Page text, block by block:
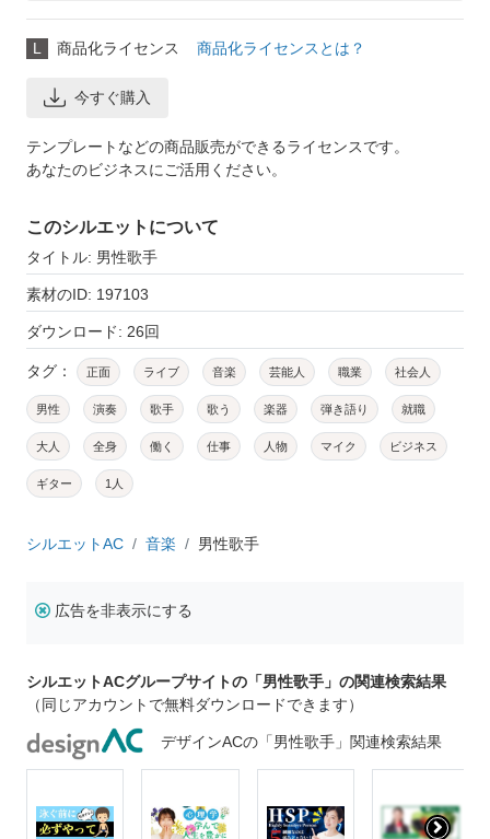
L 商品化ライセンス 商品化ライセンスとは？
今すぐ購入
テンプレートなどの商品販売ができるライセンスです。
あなたのビジネスにご活用ください。
このシルエットについて
タイトル: 男性歌手
素材のID: 197103
ダウンロード: 26回
タグ： 正面 ライブ 音楽 芸能人 職業 社会人
男性 演奏 歌手 歌う 楽器 弾き語り 就職
大人 全身 働く 仕事 人物 マイク ビジネス
ギター 1人
シルエットAC 音楽 男性歌手
広告を非表示にする
シルエットACグループサイトの「男性歌手」の関連検索結果
（同じアカウントで無料ダウンロードできます）
デザインACの「男性歌手」関連検索結果